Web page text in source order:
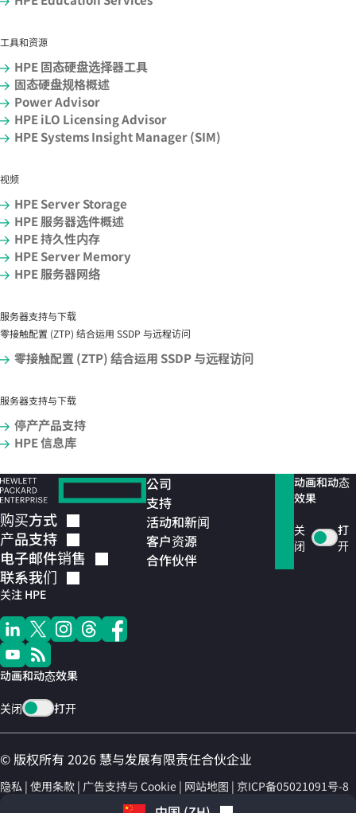
工具和资源
HPE 固态硬盘选择器工具
固态硬盘规格概述
Power Advisor
HPE iLO Licensing Advisor
HPE Systems Insight Manager (SIM)
视频
HPE Server Storage
HPE 服务器选件概述
HPE 持久性内存
HPE Server Memory
HPE 服务器网络
服务器支持与下载
零接触配置 (ZTP) 结合运用 SSDP 与远程访问
零接触配置 (ZTP) 结合运用 SSDP 与远程访问
服务器支持与下载
停产产品支持
HPE 信息库
购买方式
产品支持
电子邮件销售
联系我们
关注 HPE
动画和动态效果
关闭 打开
公司
支持
活动和新闻
客户资源
合作伙伴
动画和动态
效果
关
闭
打
开
© 版权所有 2026 慧与发展有限责任合伙企业
隐私 使用条款 广告支持与 Cookie 网站地图 京ICP备05021091号-8